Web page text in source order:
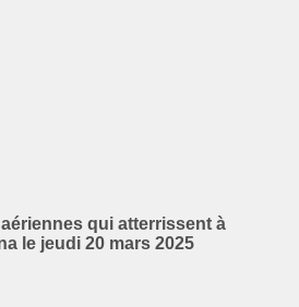
qui atterrissent à
le jeudi 20 mars 2025